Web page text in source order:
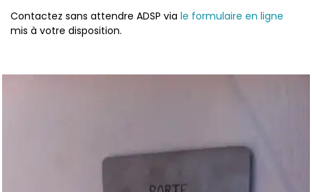
Contactez sans attendre ADSP via le formulaire en ligne
mis à votre disposition.